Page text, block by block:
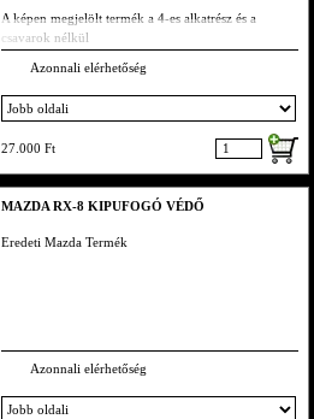
A képen megjelölt termék a 4-es alkatrész és a
csavarok nélkül
Azonnali elérhetőség
27.000 Ft
MAZDA RX-8 KIPUFOGÓ VÉDŐ
Eredeti Mazda Termék
Azonnali elérhetőség